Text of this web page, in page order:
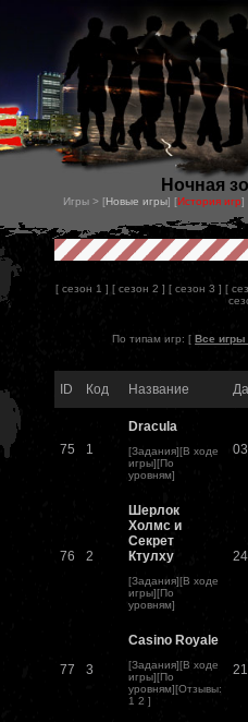
Ночная
Игры > [Новые игры] [История игр]
[ сезон 1 ] [ сезон 2 ] [ сезон 3 ] [
По типам игр: [ Все игры
ID Код Название
75 1
Dracula
[Задания][В ходе
игры][По
уровням]
76 2
Шерлок
Холмс и
Секрет
Ктулху
[Задания][В ходе
игры][По
уровням]
77 3
Casino Royale
[Задания][В ходе
игры][По
уровням][Отзывы:
1 2 ]